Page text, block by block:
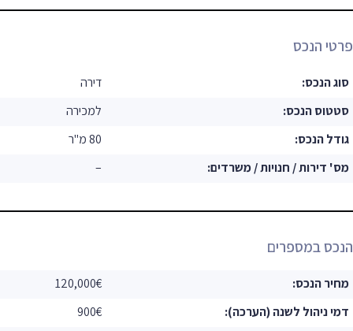
פרטי הנכס
סוג הנכס:
דירה
סטטוס הנכס:
למכירה
גודל הנכס:
80 מ"ר
מס' דירות / חנויות / משרדים:
–
הנכס במספרים
מחיר הנכס:
120,000€
דמי ניהול לשנה (הערכה):
900€